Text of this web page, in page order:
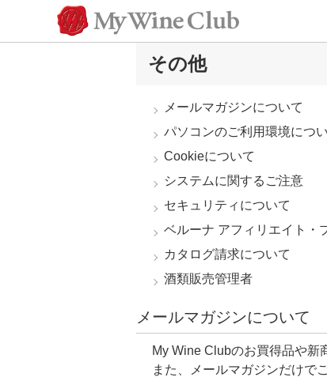
その他
メールマガジンについて
パソコンのご利用環境につ
Cookieについて
システムに関するご注意
セキュリティについて
ベルーナ アフィリエイト・
カタログ請求について
酒類販売管理者
メールマガジンについて
My Wine Clubのお買得品や新
また、メールマガジンだけで